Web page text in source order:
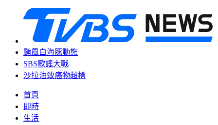
颱風白海豚動態
SBS歌謠大戰
沙拉油致癌物超標
首頁
即時
生活